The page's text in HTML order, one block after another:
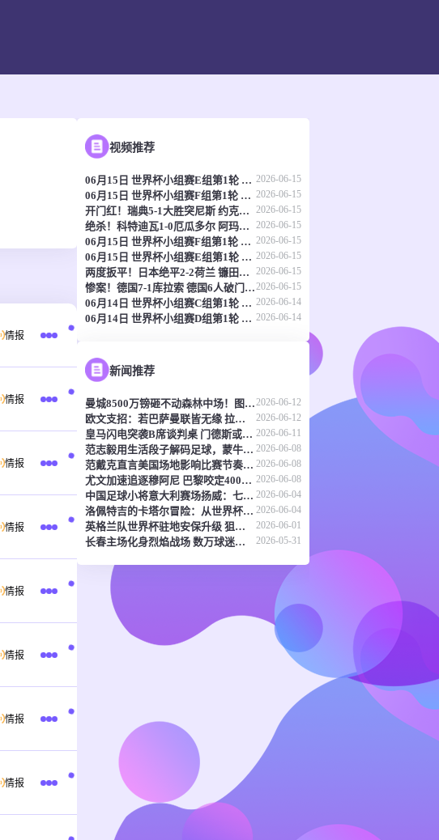
情报
情报
情报
情报
情报
情报
情报
情报
视频推荐
06月15日 世界杯小组赛E组第1轮 科特迪瓦vs厄瓜多尔 全场录像 2026-06-15
06月15日 世界杯小组赛F组第1轮 瑞典vs突尼斯 全场录像 2026-06-15
开门红！瑞典5-1大胜突尼斯 约克雷斯传射伊萨克1射2传阿亚里双响 2026-06-15
绝杀！科特迪瓦1-0厄瓜多尔 阿玛德制胜辛戈助攻 两队4中门框 2026-06-15
06月15日 世界杯小组赛F组第1轮 荷兰vs日本 全场录像 2026-06-15
06月15日 世界杯小组赛E组第1轮 德国vs库拉索 全场录像 2026-06-15
两度扳平！日本绝平2-2荷兰 镰田大地被动破门范戴克世界杯首球 2026-06-15
惨案！德国7-1库拉索 德国6人破门哈弗茨双响翁达夫替补1射2传2026-06-15
06月14日 世界杯小组赛C组第1轮 海地vs苏格兰 全场录像 2026-06-14
06月14日 世界杯小组赛D组第1轮 澳大利亚vs土耳其 全场录像 2026-06-14
新闻推荐
曼城8500万镑砸不动森林中场！图赫尔：天价转会传闻反倒成了安德森的兴奋剂2026-06-12
欧文支招：若巴萨曼联皆无缘 拉什福德或该考虑兵工厂 2026-06-12
皇马闪电突袭B席谈判桌 门德斯或成关键先生 2026-06-11
范志毅用生活段子解码足球，蒙牛真果粒《混世宝典》玩出新花样 2026-06-08
范戴克直言美国场地影响比赛节奏 橙衣军团蓄势待发剑指世界杯 2026-06-08
尤文加速追逐穆阿尼 巴黎咬定4000万欧元不放 2026-06-08
中国足球小将意大利赛场扬威：七连胜登顶，五球横扫北欧豪门！ 2026-06-04
洛佩特吉的卡塔尔冒险：从世界杯突围到直面豪强差距 2026-06-04
英格兰队世界杯驻地安保升级 狙击防线与无人机干扰枪严阵以待 2026-06-01
长春主场化身烈焰战场 数万球迷呐喊点燃东北德比 2026-05-31